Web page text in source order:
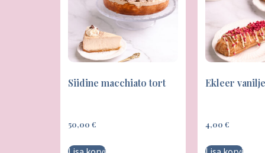
Siidine macchiato tort
50,00 €
Ekleer
4,00 €